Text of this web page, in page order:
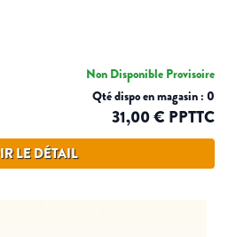
Non Disponible Provisoire
Qté dispo en magasin : 0
31,00 € PPTTC
LE DÉTAIL